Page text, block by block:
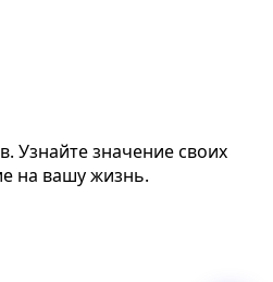
Узнайте значение своих
на вашу жизнь.